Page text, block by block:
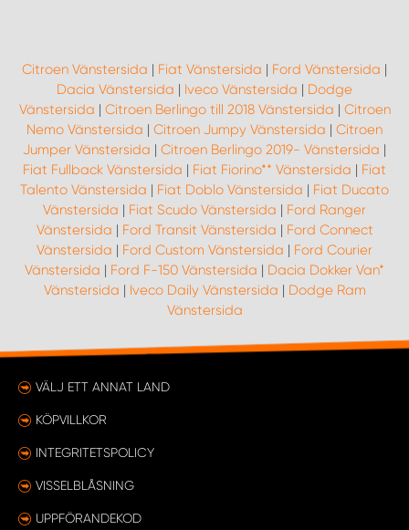
Citroen Vänstersida | Fiat Vänstersida | Ford Vänstersida |
Dacia Vänstersida | Iveco Vänstersida | Dodge
Vänstersida | Citroen Berlingo till 2018 Vänstersida | Citroen
Nemo Vänstersida | Citroen Jumpy Vänstersida | Citroen
Jumper Vänstersida | Citroen Berlingo 2019- Vänstersida |
Fiat Fullback Vänstersida | Fiat Fiorino** Vänstersida | Fiat
Talento Vänstersida | Fiat Doblo Vänstersida | Fiat Ducato
Vänstersida | Fiat Scudo Vänstersida | Ford Ranger
Vänstersida | Ford Transit Vänstersida | Ford Connect
Vänstersida | Ford Custom Vänstersida | Ford Courier
Vänstersida | Ford F-150 Vänstersida | Dacia Dokker Van*
Vänstersida | Iveco Daily Vänstersida | Dodge Ram
Vänstersida
VÄLJ ETT ANNAT LAND
KÖPVILLKOR
INTEGRITETSPOLICY
VISSELBLÅSNING
UPPFÖRANDEKOD